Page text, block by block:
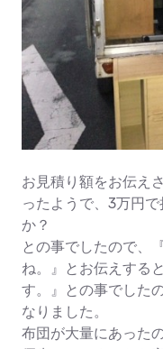
お見積り額をお伝え
ったようで、3万円
か？
との事でしたので、
ね。』とお伝えする
す。』との事でした
なりました。
布団が大量にあった